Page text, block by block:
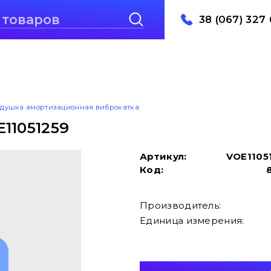
38 (067) 327
амортизационная виброкатка
Артикул:
Код:
Производитель:
Единица измерения: